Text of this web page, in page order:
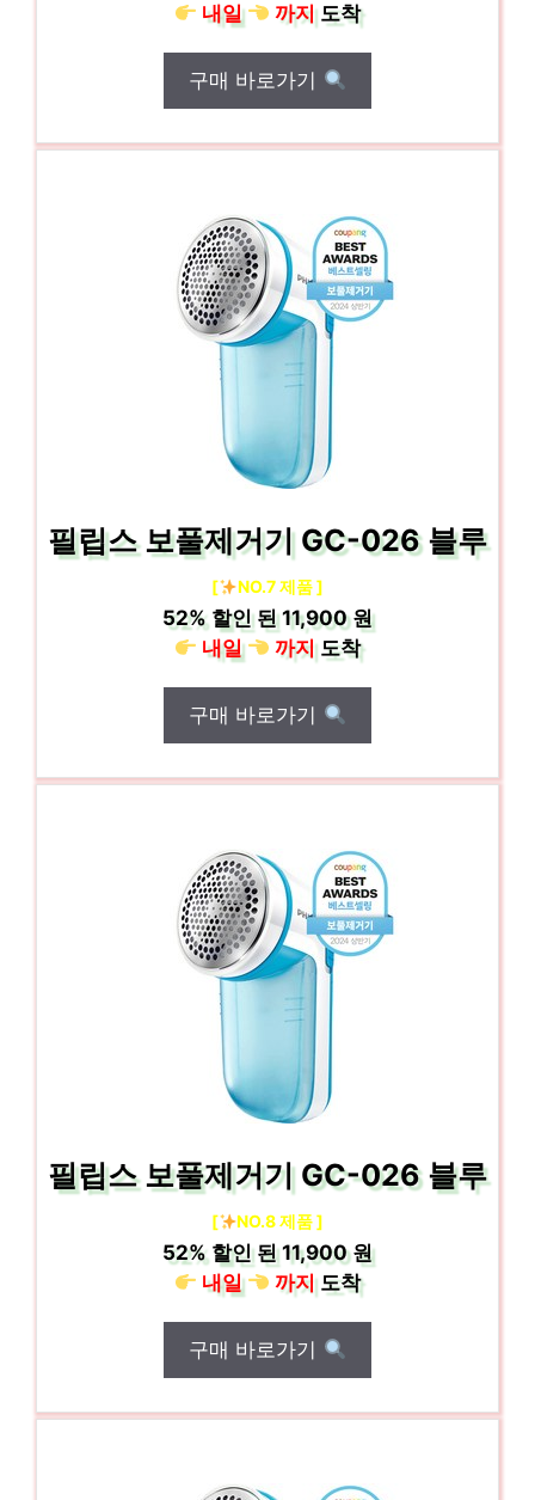
내일
까지도착
구매 바로가기
필립스 보풀제거기 GC-026 블루
[ NO.7 제품 ]
52%할인 된11,900 원
내일
까지도착
구매 바로가기
필립스 보풀제거기 GC-026 블루
[ NO.8 제품 ]
52%할인 된11,900 원
내일
까지도착
구매 바로가기